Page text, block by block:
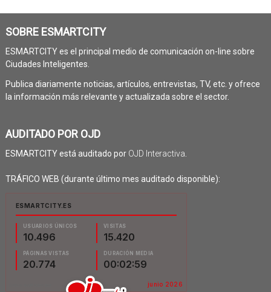
SOBRE ESMARTCITY
ESMARTCITY es el principal medio de comunicación on-line sobre
Ciudades Inteligentes.
Publica diariamente noticias, artículos, entrevistas, TV, etc. y ofrece
la información más relevante y actualizada sobre el sector.
AUDITADO POR OJD
ESMARTCITY está auditado por OJD Interactiva
TRÁFICO WEB (durante último mes auditado disponible):